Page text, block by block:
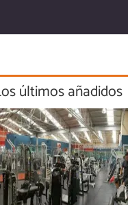
últimos añadidos